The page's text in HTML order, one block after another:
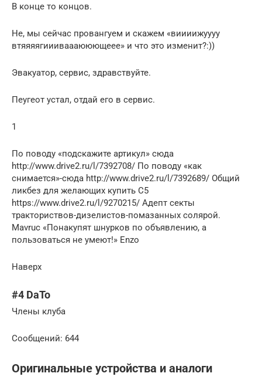
В конце то концов.
Не, мы сейчас провангуем и скажем «виииижуууу
втяяяягиииваааююющеее» и что это изменит?:))
Эвакуатор, сервис, здравствуйте.
Пеугеот устал, отдай его в сервис.
1
По поводу «подскажите артикул» сюда
http://www.drive2.ru/l/7392708/ По поводу «как
снимается»-сюда http://www.drive2.ru/l/7392689/ Общий
ликбез для желающих купить С5
https://www.drive2.ru/l/9270215/ Адепт секты
тракториствов-дизелистов-помазанных солярой.
Mavruc «Понакупят шнурков по объявлению, а
пользоваться не умеют!» Enzo
Наверх
#4 DaTo
Члены клуба
Cообщений: 644
Оригинальные устройства и аналоги